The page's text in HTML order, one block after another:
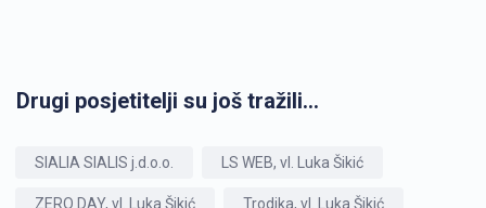
Drugi posjetitelji su još tražili...
SIALIA SIALIS j.d.o.o. LS WEB, vl. Luka Šikić
ZERO DAY, vl. Luka Šikić Trodika, vl. Luka Šikić